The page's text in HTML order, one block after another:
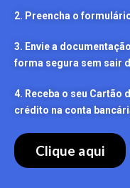
2. Preencha o
3. Envie a
forma segura sem sair
4. Receba o seu Cartão
crédito na conta
Clique aqui